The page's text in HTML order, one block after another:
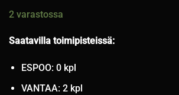
2 varastossa
Saatavilla toimipisteissä:
ESPOO: 0 kpl
VANTAA: 2 kpl